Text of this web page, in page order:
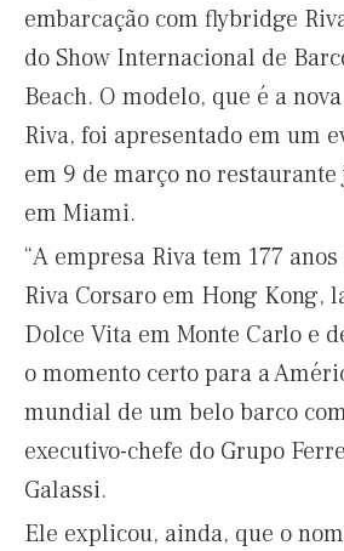
embarcação com flybridge
do Show Internacional de
Beach. O modelo, que é a
Riva, foi apresentado em um
em 9 de março no
em Miami.
“A empresa Riva tem 177
Riva Corsaro em Hong Kong,
Dolce Vita em Monte Carlo e
o momento certo para a
mundial de um belo barco
executivo-chefe do Grupo
Galassi.
Ele explicou, ainda, que o